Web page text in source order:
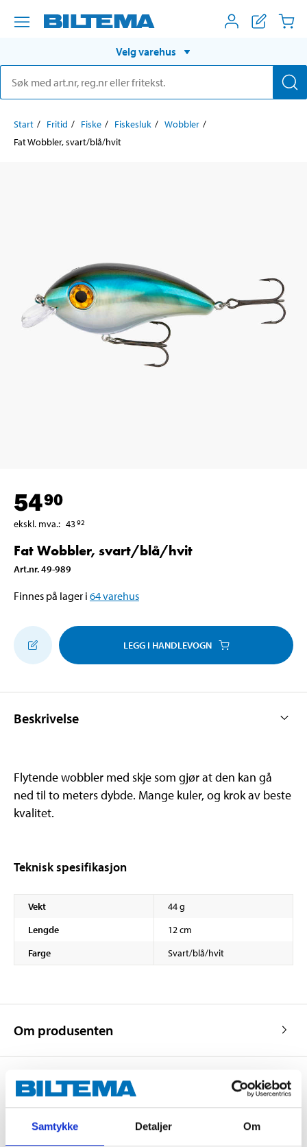
Samtykke Detaljer Om
Velg varehus
Start Fritid Fiske Fiskesluk
Wobbler
Fat Wobbler, svart/blå/hvit
5490
ekskl. mva.: 4392
Fat Wobbler, svart/blå/hvit
Art.nr.49-989
Finnes på lager i 64varehus
LEGG I HANDLEVOGN
Beskrivelse
Flytende wobbler med skje som gjør at den kan gå
ned til to meters dybde. Mange kuler, og krok av beste
kvalitet.
Teknisk spesifikasjon
Vekt
44 g
Lengde
12 cm
Farge
Svart/blå/hvit
Om produsenten
Kjøp & Hent
Kjøp & Hent i ditt varehus.